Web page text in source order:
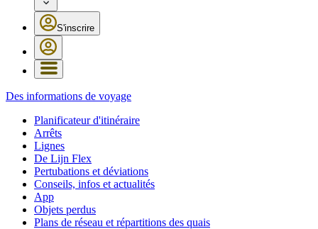
S'inscrire
Des informations de voyage
Planificateur d'itinéraire
Arrêts
Lignes
De Lijn Flex
Pertubations et déviations
Conseils, infos et actualités
App
Objets perdus
Plans de réseau et répartitions des quais